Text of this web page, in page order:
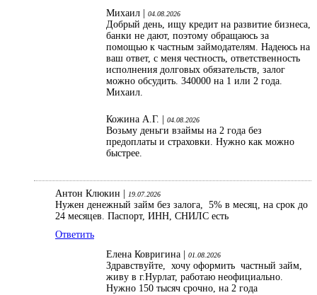
Михаил | 04.08.2026
Добрый день, ищу кредит на развитие бизнеса,
банки не дают, поэтому обращаюсь за
помощью к частным займодателям. Надеюсь на
ваш ответ, с меня честность, ответственность
исполнения долговых обязательств, залог
можно обсудить. 340000 на 1 или 2 года.
Михаил.
Кожина А.Г. | 04.08.2026
Возьму деньги взаймы на 2 года без
предоплаты и страховки. Нужно как можно
быстрее.
Антон Клюкин | 19.07.2026
Нужен денежный займ без залога, 5% в месяц, на срок до
24 месяцев. Паспорт, ИНН, СНИЛС есть
Ответить
Елена Ковригина |
01.08.2026
Здравствуйте, хочу оформить частный займ,
живу в г.Нурлат, работаю неофициально.
Нужно 150 тысяч срочно, на 2 года